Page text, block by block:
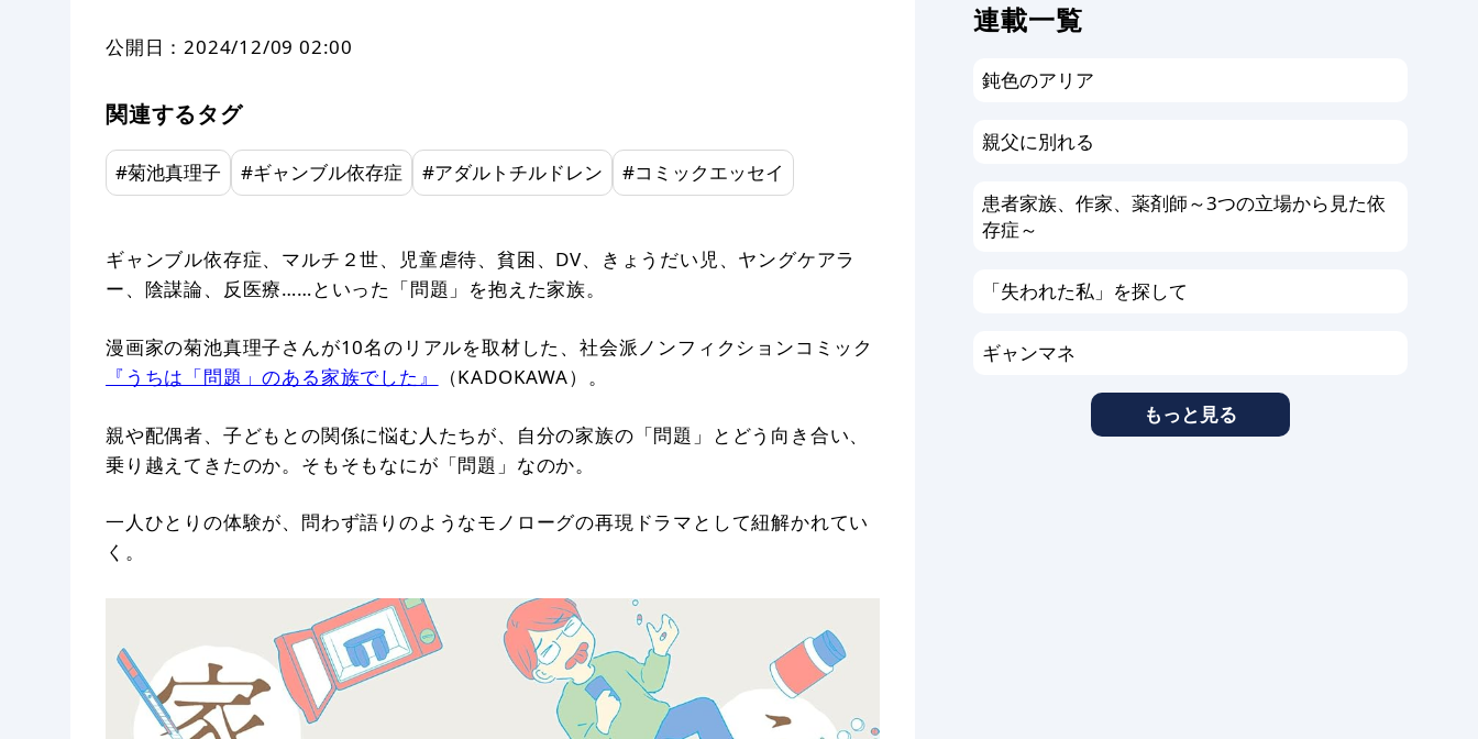
公開日： 2024/12/09 02:00
関連するタグ
#菊池真理子 #ギャンブル依存症 #アダルトチルドレン #コミックエッセイ
ギャンブル依存症、マルチ２世、児童虐待、貧困、DV、きょうだい児、ヤングケアラ
ー、陰謀論、反医療……といった「問題」を抱えた家族。
漫画家の菊池真理子さんが10名のリアルを取材した、社会派ノンフィクションコミック
『うちは「問題」のある家族でした』
（KADOKAWA）。
親や配偶者、子どもとの関係に悩む人たちが、自分の家族の「問題」とどう向き合い、
乗り越えてきたのか。そもそもなにが「問題」なのか。
一人ひとりの体験が、問わず語りのようなモノローグの再現ドラマとして紐解かれてい
く。
連載一覧
鈍色のアリア
親父に別れる
患者家族、作家、薬剤師～3つの立場から見た依
存症～
「失われた私」を探して
ギャンマネ
もっと見る